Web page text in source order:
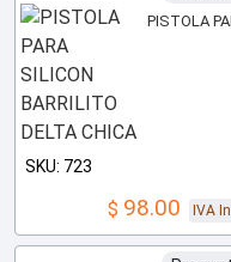
PISTOLA
SKU: 723
$ 98.00 IVA